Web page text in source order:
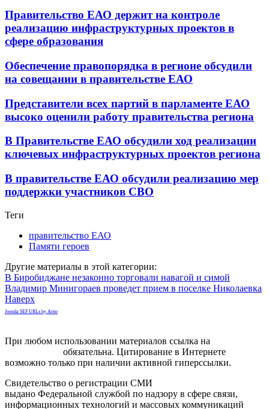
Правительство ЕАО держит на контроле
реализацию инфраструктурных проектов в
сфере образования
Обеспечение правопорядка в регионе обсудили
на совещании в правительстве ЕАО
Представители всех партий в парламенте ЕАО
высоко оценили работу правительства региона
В Правительстве ЕАО обсудили ход реализации
ключевых инфраструктурных проектов региона
В правительстве ЕАО обсудили реализацию мер
поддержки участников СВО
Теги
правительство ЕАО
Памяти героев
Другие материалы в этой категории:
В Биробиджане незаконно торговали навагой и симой
Владимир Минигораев проведет прием в поселке Николаевка
Наверх
Joomla SEF URLs by Artio
При любом использовании материалов ссылка на
обязательна. Цитирование в Интернете
возможно только при наличии активной гиперссылки.
Свидетельство о регистрации СМИ
выдано Федеральной службой по надзору в сфере связи,
информационных технологий и массовых коммуникаций